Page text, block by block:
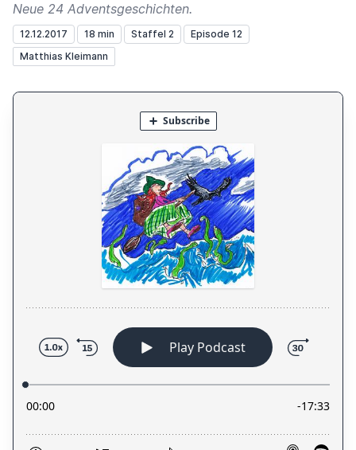
Neue 24 Adventsgeschichten.
12.12.2017 18 min Staffel 2
Episode 12
Matthias Kleimann